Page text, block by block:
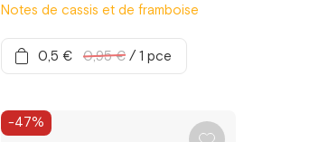
Notes de cassis et de framboise
0,5 € 0,95 € /1 pce
-47%